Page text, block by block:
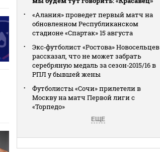
«Алания» проведет первый матч на
обновленном Республиканском
стадионе «Спартак» 15 августа
Экс‑футболист «Ростова» Новосельцев
рассказал, что не может забрать
серебряную медаль за сезон‑2015/16 в
РПЛ у бывшей жены
Футболисты «Сочи» прилетели в
Москву на матч Первой лиги с
«Торпедо»
ЕЩЕ